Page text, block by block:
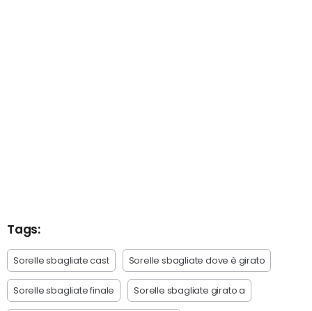
Tags:
Sorelle sbagliate cast Sorelle sbagliate dove è girato
Sorelle sbagliate finale Sorelle sbagliate girato a